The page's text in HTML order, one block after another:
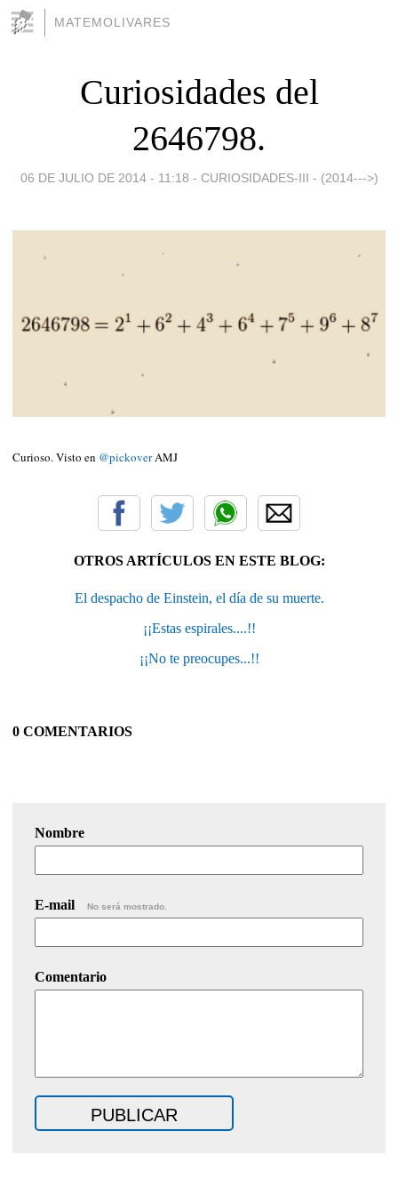
MATEMOLIVARES
Curiosidades del
2646798.
06 DE JULIO DE 2014 - 11:18 - CURIOSIDADES-III - (2014--->)
Curioso. Visto en @pickoverAMJ
OTROS ARTÍCULOS EN ESTE BLOG:
El despacho de Einstein, el día de su muerte.
¡¡Estas espirales....!!
¡¡No te preocupes...!!
0 COMENTARIOS
Nombre
E-mail No será mostrado.
Comentario